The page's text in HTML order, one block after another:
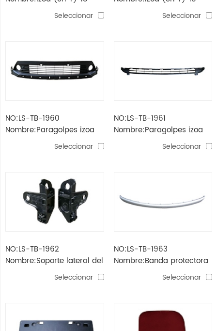
parachoques trasero
Seleccionar Seleccionar
NO:LS-TB-1960
Nombre:Paragolpes izoa
(ch-r) '18 (inferior)Seleccionar
NO:LS-TB-1961
Nombre:Paragolpes izoa
(ch-r) '18 (superior)
Seleccionar
NO:LS-TB-1962
Nombre:Soporte lateral del
parachoques trasero izoa
Seleccionar
NO:LS-TB-1963
Nombre:Banda protectora
de parachoques delantero
Seleccionar